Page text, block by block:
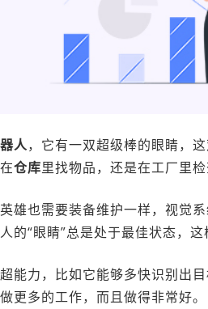
人，它有一双超级棒的眼睛，
仓库里找物品，还是在工厂里
雄也需要装备维护一样，视觉
的“眼睛”总是处于最佳状态，
能力，比如它能够多快识别出
更多的工作，而且做得非常好。